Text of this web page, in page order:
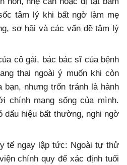
tâm lý khi bất ngờ làm mẹ
sợ hãi và các vấn đề tâm lý
cô gái, bác bác sĩ của bệnh
thai ngoài ý muốn khi còn
bạn, nhưng trốn tránh là hành
chính mạng sống của mình.
dấu hiệu bất thường, nghi ngờ
tế ngay lập tức: Ngoài tự thử
chính quy để xác định tuổi